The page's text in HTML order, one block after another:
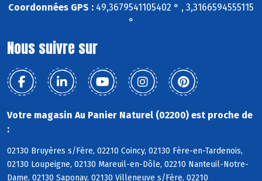
Coordonnées GPS : 49,3679541105402 ° , 3,3166594555115
°
Nous suivre sur
Votre magasin Au Panier Naturel (02200) est proche de
:
02130 Bruyères s/Fère, 02210 Coincy, 02130 Fère-en-Tardenois,
02130 Loupeigne, 02130 Mareuil-en-Dôle, 02210 Nanteuil-Notre-
Dame, 02130 Saponay, 02130 Villeneuve s/Fère, 02210